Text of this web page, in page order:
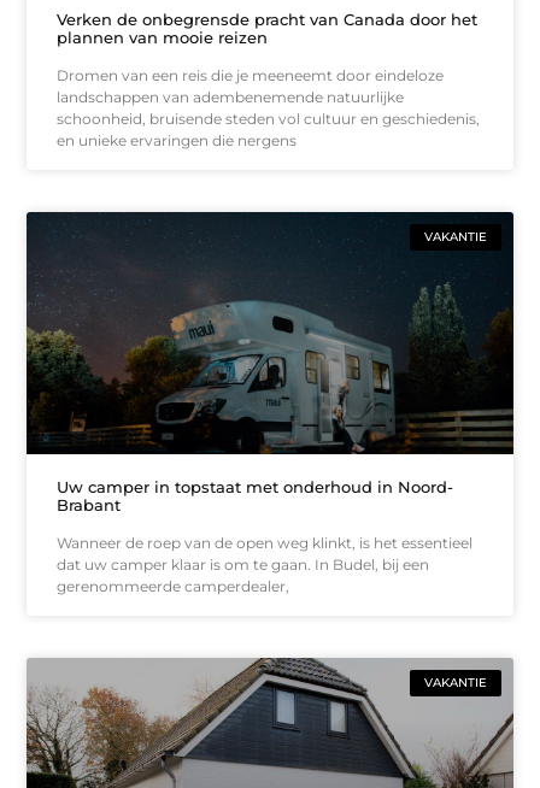
Verken de onbegrensde pracht van Canada door het
plannen van mooie reizen
Dromen van een reis die je meeneemt door eindeloze
landschappen van adembenemende natuurlijke
schoonheid, bruisende steden vol cultuur en geschiedenis,
en unieke ervaringen die nergens
VAKANTIE
Uw camper in topstaat met onderhoud in Noord-
Brabant
Wanneer de roep van de open weg klinkt, is het essentieel
dat uw camper klaar is om te gaan. In Budel, bij een
gerenommeerde camperdealer,
VAKANTIE